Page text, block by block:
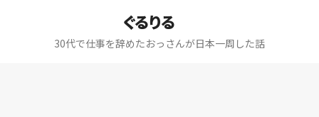
ぐるりる
30代で仕事を辞めたおっさんが日本一周した話